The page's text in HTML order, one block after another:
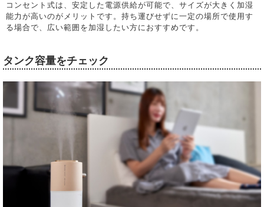
コンセント式は、安定した電源供給が可能で、サイズが大きく加湿
能力が高いのがメリットです。持ち運びせずに一定の場所で使用す
る場合で、広い範囲を加湿したい方におすすめです。
タンク容量をチェック